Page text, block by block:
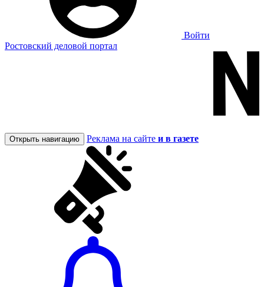
Войти
Ростовский деловой портал
Открыть навигацию Реклама на сайте и в газете